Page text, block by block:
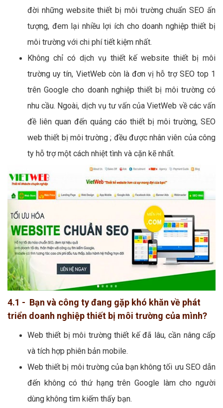
đời những website thiết bị môi trường chuẩn SEO ấn
tượng, đem lại nhiều lợi ích cho doanh nghiệp thiết bị
môi trường với chi phí tiết kiệm nhất.
Không chỉ có dịch vụ thiết kế website thiết bị môi
trường uy tín, VietWeb còn là đơn vị hỗ trợ SEO top 1
trên Google cho doanh nghiệp thiết bị môi trường có
nhu cầu. Ngoài, dịch vụ tư vấn của VietWeb về các vấn
đề liên quan đến quảng cáo thiết bị môi trường, SEO
web thiết bị môi trường ; đều được nhân viên của công
ty hỗ trợ một cách nhiệt tình và cặn kẽ nhất.
4.1 - Bạn và công ty đang gặp khó khăn về phát
triển doanh nghiệp thiết bị môi trường của mình?
Web thiết bị môi trường thiết kế đã lâu, cần nâng cấp
và tích hợp phiên bản mobile.
Web thiết bị môi trường của bạn không tối ưu SEO dẫn
đến không có thứ hạng trên Google làm cho người
dùng không tìm kiếm thấy bạn.